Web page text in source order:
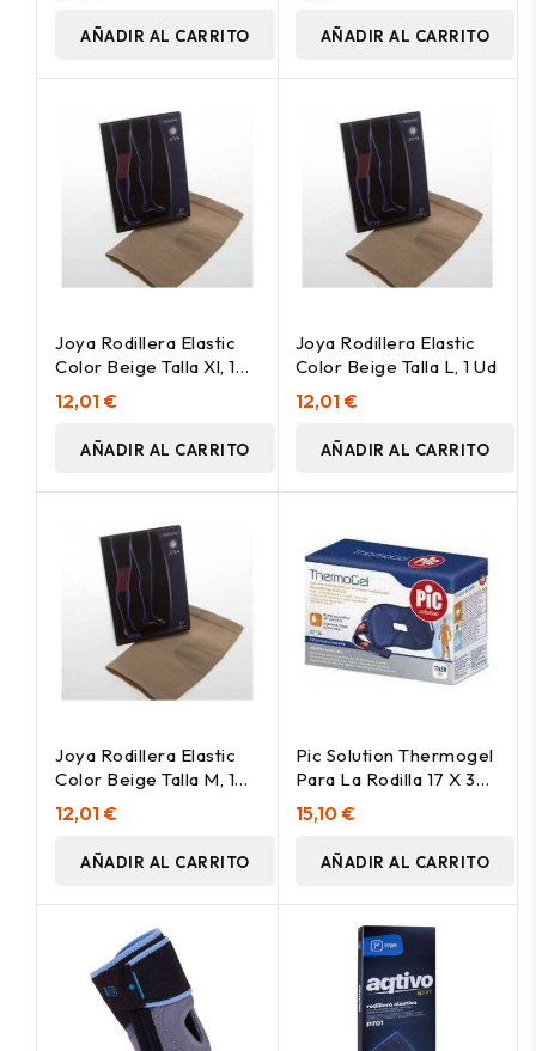
AÑADIR AL CARRITO AÑADIR AL CARRITO
Joya Rodillera Elastic
Color Beige Talla Xl, 1
Ud
12,01 €
AÑADIR AL CARRITO
Joya Rodillera Elastic
Color Beige Talla L, 1 Ud
12,01 €
AÑADIR AL CARRITO
Joya Rodillera Elastic
Color Beige Talla M, 1
Ud
12,01 €
AÑADIR AL CARRITO
Pic Solution Thermogel
Para La Rodilla 17 X 30
Cm, 1 Ud
15,10 €
AÑADIR AL CARRITO